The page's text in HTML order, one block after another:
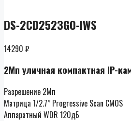
DS-2CD2523G0-IWS
14290 ₽
2Мп уличная компактная IP-
Разрешение 2Мп
Матрица 1/2.7’’ Progressive Scan CMOS
Аппаратный WDR 120дБ